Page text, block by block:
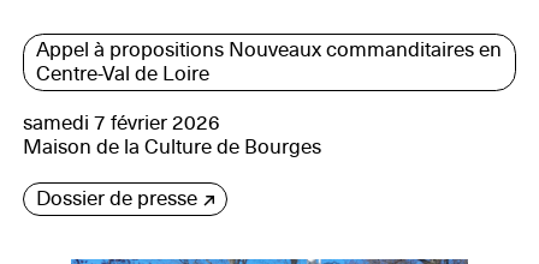
Appel à propositions Nouveaux commanditaires en
Centre-Val de Loire
samedi 7 février 2026
Maison de la Culture de Bourges
Dossier de presse